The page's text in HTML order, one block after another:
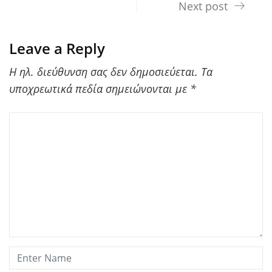
Next post
Leave a Reply
Η ηλ. διεύθυνση σας δεν δημοσιεύεται. Τα
υποχρεωτικά πεδία σημειώνονται με *